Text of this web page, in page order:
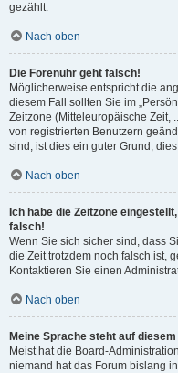
gezählt.
Nach oben
Die Forenuhr geht falsch!
Möglicherweise entspricht die
diesem Fall sollten Sie im
Zeitzone (Mitteleuropäische Zeit,
von registrierten Benutzern
sind, ist dies ein guter Grund,
Nach oben
Ich habe die Zeitzone
falsch!
Wenn Sie sich sicher sind, dass
die Zeit trotzdem noch falsch ist,
Kontaktieren Sie einen
Nach oben
Meine Sprache steht auf
Meist hat die Board-
niemand hat das Forum bislang